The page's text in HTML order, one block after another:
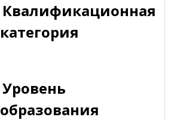
Квалификационная
категория
Уровень
образования